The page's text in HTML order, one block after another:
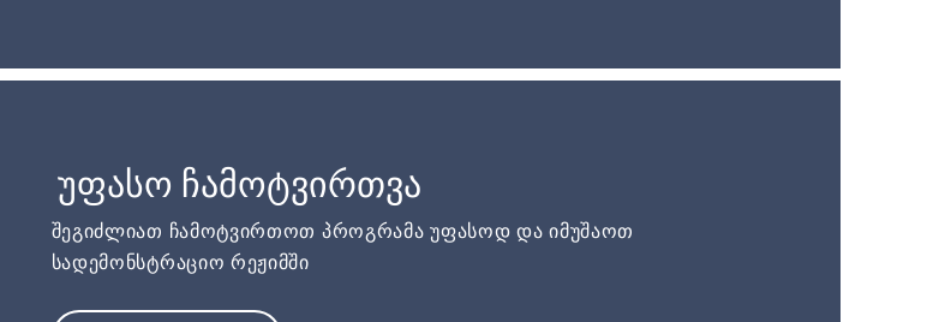
უფასო ჩამოტვირთვა
შეგიძლიათ ჩამოტვირთოთ პროგრამა უფასოდ და იმუშაოთ
სადემონსტრაციო რეჟიმში